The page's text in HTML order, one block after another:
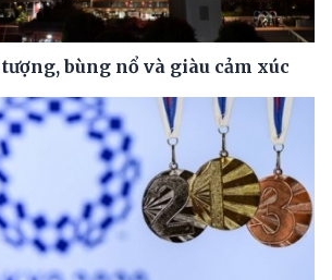
bùng nổ và giàu cảm xúc